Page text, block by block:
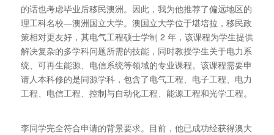
的话也考虑毕业后移民澳洲。因此，我为他推荐了偏远地区的
理工科名校—澳洲国立大学。澳国立大学位于堪培拉，移民政
策相对更友好，其电气工程硕士学制 2 年，该课程为学生提供
解决复杂的多学科问题所需的技能，同时教授学生关于电力系
统、可再生能源、电信系统等领域的专业课程。该课程需要申
请人本科修的是同源学科，包含了电气工程、电子工程、电力
工程、电信工程、控制与自动化工程、能源工程和光学工程。
李同学完全符合申请的背景要求。目前，他已成功经获得澳大